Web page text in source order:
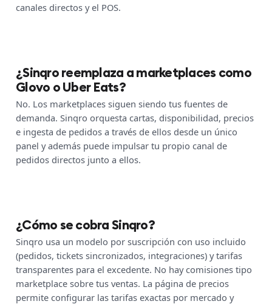
canales directos y el POS.
¿Sinqro reemplaza a marketplaces como
Glovo o Uber Eats?
No. Los marketplaces siguen siendo tus fuentes de
demanda. Sinqro orquesta cartas, disponibilidad, precios
e ingesta de pedidos a través de ellos desde un único
panel y además puede impulsar tu propio canal de
pedidos directos junto a ellos.
¿Cómo se cobra Sinqro?
Sinqro usa un modelo por suscripción con uso incluido
(pedidos, tickets sincronizados, integraciones) y tarifas
transparentes para el excedente. No hay comisiones tipo
marketplace sobre tus ventas. La página de precios
permite configurar las tarifas exactas por mercado y